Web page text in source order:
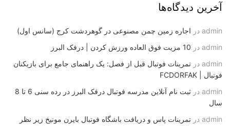
آخرین دیدگاه‌ها
admin در اجاره زمین چمن مصنوعی در گوهردشت کرج (سانس اول)
admin در 10 مزیت فوق العاده ورزش کردن | درفک البرز
admin در تمرینات فوتبال قبل از فصل: یک راهنمای جامع برای بازیکنان
فوتبال | FCDORFAK
admin در
ثبت نام آنلاین مدرسه فوتبال درفک البرز در رده سنی 6 تا 8
سال
admin در تمرینات پاس و دریافت باشگاه فوتبال بایرن مونیخ زیر نظر